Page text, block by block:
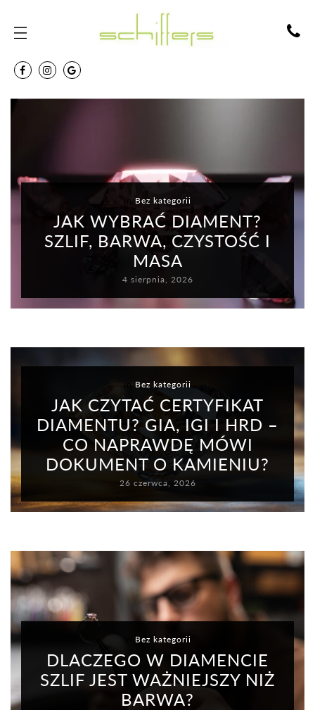
Bez kategorii
JAK WYBRAĆ DIAMENT?
SZLIF, BARWA, CZYSTOŚĆ I
MASA
4 sierpnia, 2026
Bez kategorii
JAK CZYTAĆ CERTYFIKAT
DIAMENTU? GIA, IGI I HRD –
CO NAPRAWDĘ MÓWI
DOKUMENT O KAMIENIU?
26 czerwca, 2026
Bez kategorii
DLACZEGO W DIAMENCIE
SZLIF JEST WAŻNIEJSZY NIŻ
BARWA?